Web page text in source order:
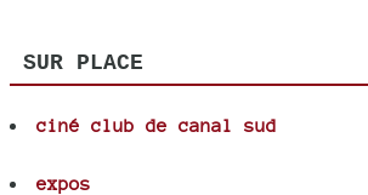
SUR PLACE
ciné club de canal sud
expos